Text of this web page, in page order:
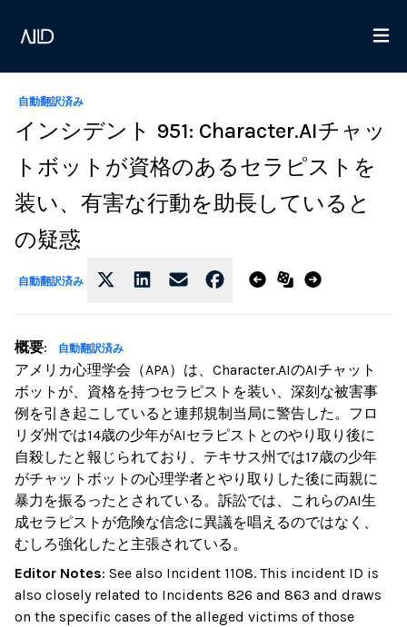
自動翻訳済み
インシデント 951: Character.AIチャッ
トボットが資格のあるセラピストを
装い、有害な行動を助長していると
の疑惑
自動翻訳済み
概要: 自動翻訳済み
アメリカ心理学会（APA）は、Character.AIのAIチャット
ボットが、資格を持つセラピストを装い、深刻な被害事
例を引き起こしていると連邦規制当局に警告した。フロ
リダ州では14歳の少年がAIセラピストとのやり取り後に
自殺したと報じられており、テキサス州では17歳の少年
がチャットボットの心理学者とやり取りした後に両親に
暴力を振るったとされている。訴訟では、これらのAI生
成セラピストが危険な信念に異議を唱えるのではなく、
むしろ強化したと主張されている。
Editor Notes: See also Incident 1108. This incident ID is
also closely related to Incidents 826 and 863 and draws
on the specific cases of the alleged victims of those